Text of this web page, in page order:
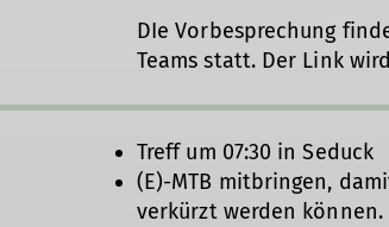
DIe Vorbesprechung
Teams statt. Der Link
Treff um 07:30 in Seduck
(E)-MTB mitbringen,
verkürzt werden können.